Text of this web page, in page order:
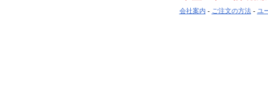
会社案内 - ご注文の方法- ユ